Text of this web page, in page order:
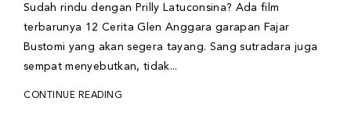
Sudah rindu dengan Prilly Latuconsina? Ada film
terbarunya 12 Cerita Glen Anggara garapan Fajar
Bustomi yang akan segera tayang. Sang sutradara juga
sempat menyebutkan, tidak...
CONTINUE READING